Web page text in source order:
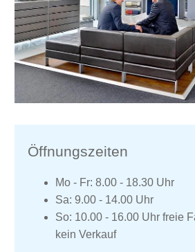
Öffnungszeiten
Mo - Fr: 8.00 - 18.30 Uhr
Sa: 9.00 - 14.00 Uhr
So: 10.00 - 16.00 Uhr freie
kein Verkauf